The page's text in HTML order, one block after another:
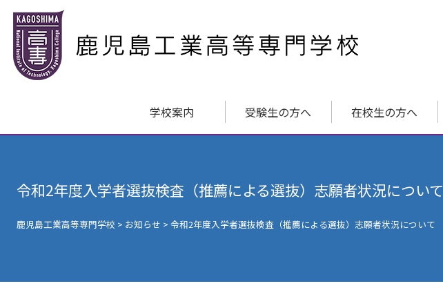
学校案内 受験生の方へ 在校生の方へ
令和2年度入学者選抜検査（推薦による選抜）志願者状況について
鹿児島工業高等専門学校 > お知らせ >令和2年度入学者選抜検査（推薦による選抜）志願者状況について